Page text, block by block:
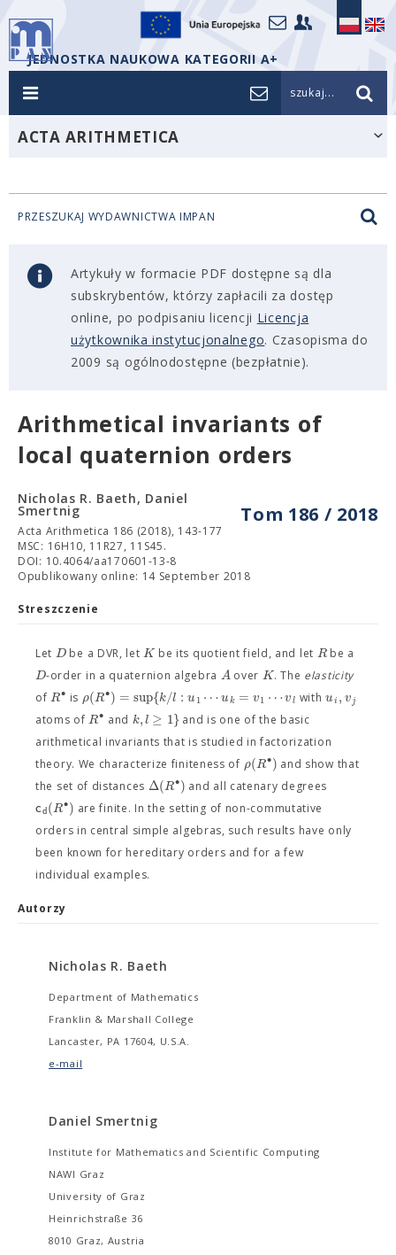
JEDNOSTKA NAUKOWA KATEGORII A+
szukaj...
ACTA ARITHMETICA
PRZESZUKAJ WYDAWNICTWA IMPAN
Artykuły w formacie PDF dostępne są dla
subskrybentów, którzy zapłacili za dostęp
online, po podpisaniu licencji Licencja
użytkownika instytucjonalnego. Czasopisma do
2009 są ogólnodostępne (bezpłatnie).
Arithmetical invariants of
local quaternion orders
Tom 186 / 2018
Nicholas R. Baeth, Daniel
Smertnig
Acta Arithmetica 186 (2018), 143-177
MSC: 16H10, 11R27, 11S45.
DOI: 10.4064/aa170601-13-8
Opublikowany online: 14 September 2018
Streszczenie
Let Dbe a DVR, letK be its quotient field, and let Rbe a
D-order in a quaternion algebra Aover K. The elasticity
ofR∙ is ρ(R∙) = sup{k/l : u1 ⋯uk = v1 ⋯vl withui ,vj
atoms ofR∙ and k,l ≥ 1}and is one of the basic
arithmetical invariants that is studied in factorization
theory. We characterize finiteness of ρ(R∙) and show that
the set of distances Δ(R∙) and all catenary degrees
cd(R∙) are finite. In the setting of non-commutative
orders in central simple algebras, such results have only
been known for hereditary orders and for a few
individual examples.
Autorzy
Nicholas R. Baeth
Department of Mathematics
Franklin & Marshall College
Lancaster, PA 17604, U.S.A.
e-mail
Daniel Smertnig
Institute for Mathematics and Scientific Computing
NAWI Graz
University of Graz
Heinrichstraße 36
8010 Graz, Austria